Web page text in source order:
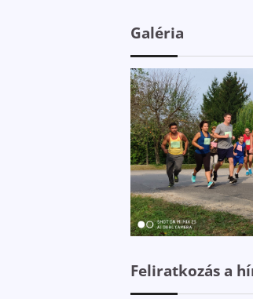
Galéria
Feliratkozás a